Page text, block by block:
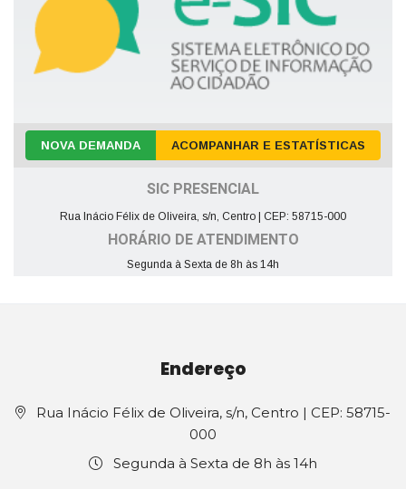
NOVA DEMANDA ACOMPANHAR E ESTATÍSTICAS
SIC PRESENCIAL
Rua Inácio Félix de Oliveira, s/n, Centro | CEP: 58715-000
HORÁRIO DE ATENDIMENTO
Segunda à Sexta de 8h às 14h
Endereço
Rua Inácio Félix de Oliveira, s/n, Centro | CEP: 58715-
000
Segunda à Sexta de 8h às 14h